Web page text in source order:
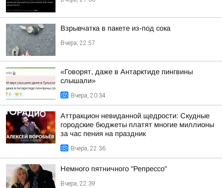
Взрывчатка в пакете из-под сока
Вчера, 22:57
«Говорят, даже в Антарктиде пингвины
слышали»
Вчера, 20:34
Аттракцион невиданной щедрости: Скудные
городские бюджеты платят многие миллионы
за час пения на праздник
Вчера, 22:36
Немного пятничного "Репрессо"
Вчера, 22:39